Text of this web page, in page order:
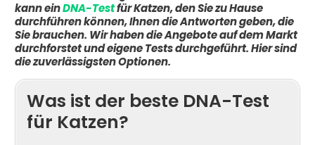
kann einDNA-Testfür Katzen, den Sie zu Hause
durchführen können, Ihnen die Antworten geben, die
Sie brauchen. Wir haben die Angebote auf dem Markt
durchforstet und eigene Tests durchgeführt. Hier sind
die zuverlässigsten Optionen.
Was ist der beste DNA-Test
für Katzen?